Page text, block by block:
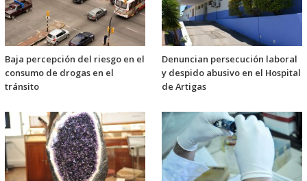
Baja percepción del riesgo en el
consumo de drogas en el
tránsito
Denuncian persecución laboral
y despido abusivo en el Hospital
de Artigas